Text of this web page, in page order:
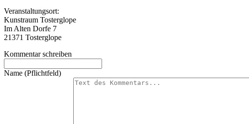
Veranstaltungsort:
Kunstraum Tosterglope
Im Alten Dorfe 7
21371 Tosterglope
Kommentar schreiben
Name (Pflichtfeld)